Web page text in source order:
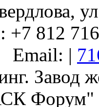
+7 812
Email: |
Завод
Форум"